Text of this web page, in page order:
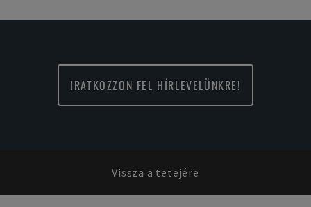
IRATKOZZON FEL HÍRLEVELÜNKRE!
Vissza a tetejére